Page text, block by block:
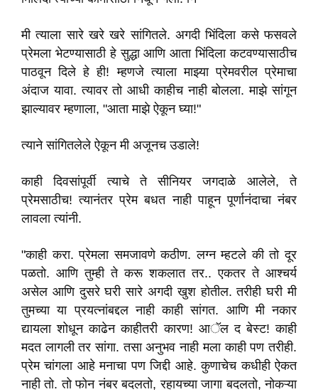
मी त्याला सारे खरे खरे सांगितले. अगदी भिंदिला कसे फसवले
प्रेमला भेटण्यासाठी हे सुद्धा आणि आता भिंदिला कटवण्यासाठीच
पाठवून दिले हे ही! म्हणजे त्याला माझ्या प्रेमवरील प्रेमाचा
अंदाज यावा. त्यावर तो आधी काहीच नाही बोलला. माझे सांगून
झाल्यावर म्हणाला, "आता माझे ऐकून घ्या!"
त्याने सांगितलेले ऐकून मी अजूनच उडाले!
काही दिवसांपूर्वी त्याचे ते सीनियर जगदाळे आलेले, ते
प्रेमसाठीच! त्यानंतर प्रेम बधत नाही पाहून पूर्णानंदाचा नंबर
लावला त्यांनी.
"काही करा. प्रेमला समजावणे कठीण. लग्न म्हटले की तो दूर
पळतो. आणि तुम्ही ते करू शकलात तर.. एकतर ते आश्चर्य
असेल आणि दुसरे घरी सारे अगदी खुश होतील. तरीही घरी मी
तुमच्या या प्रयत्नांबद्दल नाही काही सांगत. आणि मी नकार
द्यायला शोधून काढेन काहीतरी कारण! आॅल द बेस्ट! काही
मदत लागली तर सांगा. तसा अनुभव नाही मला काही पण तरीही.
प्रेम चांगला आहे मनाचा पण जिद्दी आहे. कुणाचेच कधीही ऐकत
नाही तो. तो फोन नंबर बदलतो, रहायच्या जागा बदलतो, नोकऱ्या